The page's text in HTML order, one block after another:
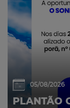
05/08/2026
PLANTÃO